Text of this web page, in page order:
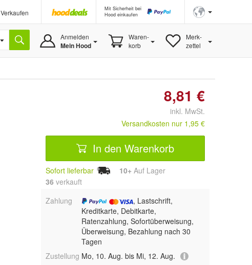
Verkaufen
Mit Sicherheit bei
Hood einkaufen
Anmelden
Mein Hood
Waren-
korb
Merk-
zettel
8,81 €
inkl. MwSt.
Versandkosten nur 1,95 €
In den Warenkorb
Sofort lieferbar 10+ Auf Lager
36 verkauft
Zahlung
, Lastschrift,
Kreditkarte, Debitkarte,
Ratenzahlung, Sofortüberweisung,
Überweisung, Bezahlung nach 30
Tagen
Zustellung Mo, 10. Aug. bis Mi, 12. Aug.